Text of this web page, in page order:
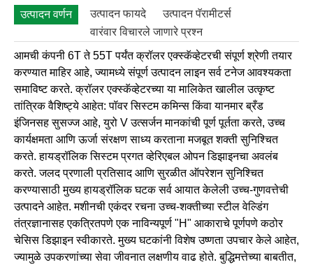
उत्पादन वर्णन उत्पादन फायदे
उत्पादन पॅरामीटर्स
वारंवार विचारले जाणारे प्रश्न
आमची कंपनी 6T ते 55T पर्यंत क्रॉलर एक्स्कॅव्हेटरची संपूर्ण श्रेणी तयार
करण्यात माहिर आहे, ज्यामध्ये संपूर्ण उत्पादन लाइन सर्व टनेज आवश्यकता
समाविष्ट करते. क्रॉलर एक्स्कॅव्हेटरच्या या मालिकेत खालील उत्कृष्ट
तांत्रिक वैशिष्ट्ये आहेत: पॉवर सिस्टम कमिन्स किंवा यानमार ब्रँड
इंजिनसह सुसज्ज आहे, युरो V उत्सर्जन मानकांची पूर्ण पूर्तता करते, उच्च
कार्यक्षमता आणि ऊर्जा संरक्षण साध्य करताना मजबूत शक्ती सुनिश्चित
करते. हायड्रॉलिक सिस्टम प्रगत व्हेरिएबल ओपन डिझाइनचा अवलंब
करते. जलद प्रणाली प्रतिसाद आणि सुरळीत ऑपरेशन सुनिश्चित
करण्यासाठी मुख्य हायड्रॉलिक घटक सर्व आयात केलेली उच्च-गुणवत्तेची
उत्पादने आहेत. मशीनची एकंदर रचना उच्च-शक्तीच्या स्टील वेल्डिंग
तंत्रज्ञानासह एकत्रितपणे एक नाविन्यपूर्ण "H" आकाराचे पूर्णपणे कठोर
चेसिस डिझाइन स्वीकारते. मुख्य घटकांनी विशेष उष्णता उपचार केले आहेत,
ज्यामुळे उपकरणांच्या सेवा जीवनात लक्षणीय वाढ होते. बुद्धिमत्तेच्या बाबतीत,